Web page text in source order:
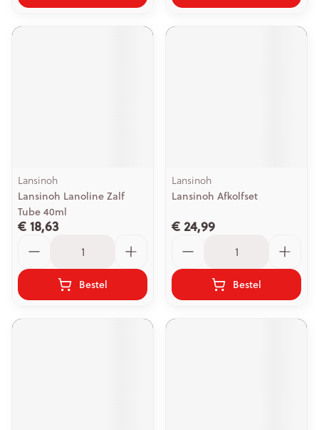
Lansinoh
Lansinoh Lanoline Zalf
Tube 40ml
€ 18,63
Bestel
Lansinoh
Lansinoh Afkolfset
€ 24,99
Bestel